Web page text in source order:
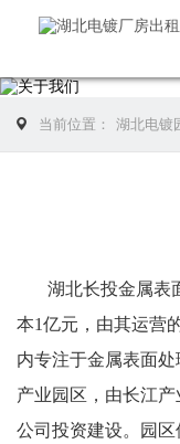
当前位置： 湖北电镀
湖北长投金属表面
本1亿元，由其运营
内专注于金属表面
产业园区，由长江
公司投资建设。园区